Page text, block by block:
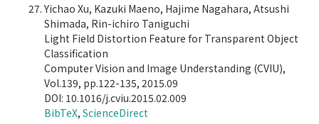
Yichao Xu, Kazuki Maeno, Hajime Nagahara, Atsushi
Shimada, Rin-ichiro Taniguchi
Light Field Distortion Feature for Transparent Object
Classification
Computer Vision and Image Understanding (CVIU),
Vol.139, pp.122-135, 2015.09
DOI: 10.1016/j.cviu.2015.02.009
BibTeX, ScienceDirect